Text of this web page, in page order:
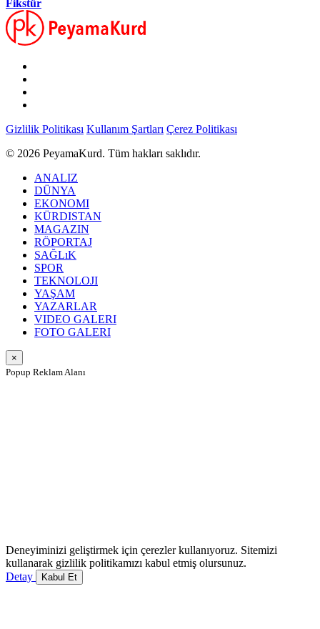
Fikstür
Gizlilik Politikası Kullanım Şartları Çerez Politikası
© 2026 PeyamaKurd. Tüm hakları saklıdır.
ANALIZ
DÜNYA
EKONOMI
KÜRDISTAN
MAGAZIN
RÖPORTAJ
SAĞLıK
SPOR
TEKNOLOJI
YAŞAM
YAZARLAR
VIDEO GALERI
FOTO GALERI
×
Popup Reklam Alanı
Deneyiminizi geliştirmek için çerezler kullanıyoruz. Sitemizi
kullanarak gizlilik politikamızı kabul etmiş olursunuz.
Detay
Kabul Et